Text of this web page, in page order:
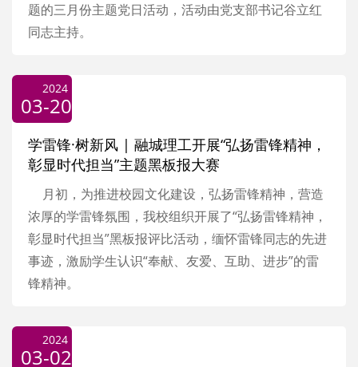
题的三月份主题党日活动，活动由党支部书记谷立红
同志主持。
2024
03-20
学雷锋·树新风 | 融城理工开展“弘扬雷锋精神，
彰显时代担当”主题黑板报大赛
月初，为推进校园文化建设，弘扬雷锋精神，营造
浓厚的学雷锋氛围，我校组织开展了“弘扬雷锋精神，
彰显时代担当”黑板报评比活动，缅怀雷锋同志的先进
事迹，激励学生认识“奉献、友爱、互助、进步”的雷
锋精神。
2024
03-02